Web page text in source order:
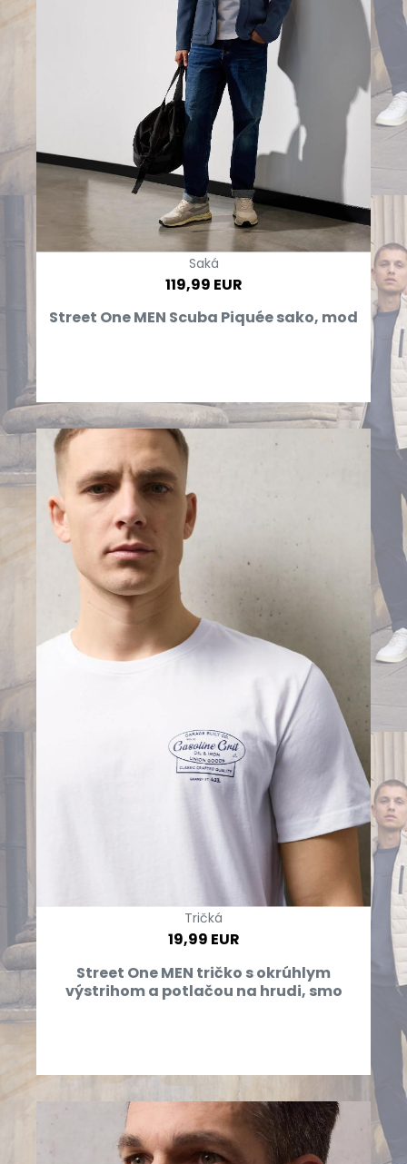
Saká
119,99 EUR
Street One MEN Scuba Piquée sako, mod
Tričká
19,99 EUR
Street One MEN tričko s okrúhlym
výstrihom a potlačou na hrudi, smo